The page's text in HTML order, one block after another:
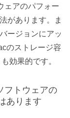
ェアのパフォー
があります。ま
ージョンにアッ
のストレージ容
効果的です。
フトウェアの
あります